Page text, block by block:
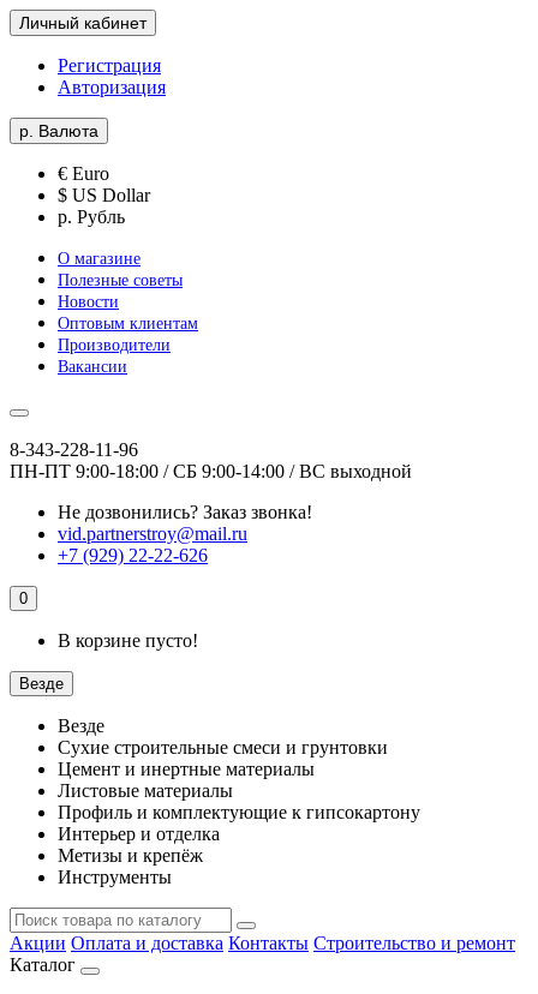
Личный кабинет
Регистрация
Авторизация
р. Валюта
€ Euro
$ US Dollar
р. Рубль
О магазине
Полезные советы
Новости
Оптовым клиентам
Производители
Вакансии
8-343-228-11-96
ПН-ПТ 9:00-18:00 / СБ 9:00-14:00 / ВС выходной
Не дозвонились? Заказ звонка!
vid.partnerstroy@mail.ru
+7 (929) 22-22-626
0
В корзине пусто!
Везде
Везде
Сухие строительные смеси и грунтовки
Цемент и инертные материалы
Листовые материалы
Профиль и комплектующие к гипсокартону
Интерьер и отделка
Метизы и крепёж
Инструменты
Акции Оплата и доставка Контакты Строительство и ремонт
Каталог